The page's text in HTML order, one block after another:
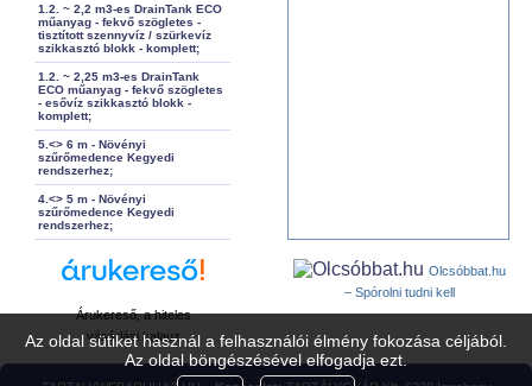
Az oldal sütiket használ a felhasználói élmény fokozása céljából.
Az oldal böngészésével elfogadja ezt.
1.2. ~ 2,2 m3-es DrainTank ECO
műanyag - fekvő szögletes -
tisztított szennyvíz / szürkevíz
szikkasztó blokk - komplett;
1.2. ~ 2,25 m3-es DrainTank
ECO műanyag - fekvő szögletes
- esővíz szikkasztó blokk -
komplett;
5.<> 6 m - Növényi
szűrőmedence Kegyedi
rendszerhez;
4.<> 5 m - Növényi
szűrőmedence Kegyedi
rendszerhez;
Árukereső, a hiteles
vásárlási kalauz
Olcsóbbat.hu
– Spórolni tudni kell